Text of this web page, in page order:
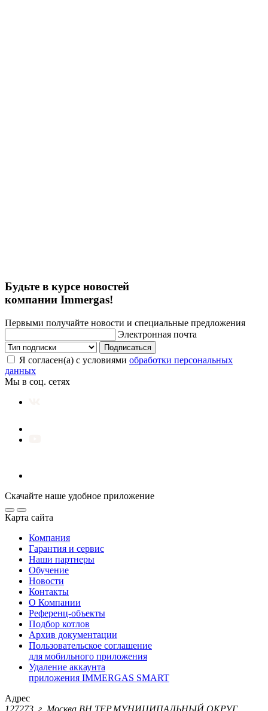
Будьте в курсе новостей
компании Immergas!
Первыми получайте новости и специальные предложения
Электронная почта
Подписаться
Я согласен(а) с условиями обработки персональных
данных
Мы в соц. сетях
Скачайте наше удобное приложение
Карта сайта
Компания
Гарантия и сервис
Наши партнеры
Обучение
Новости
Контакты
О Компании
Референц-объекты
Подбор котлов
Архив документации
Пользовательское соглашение
для мобильного приложения
Удаление аккаунта
приложения IMMERGAS SMART
Адрес
127273, г. Москва ВН.ТЕР.МУНИЦИПАЛЬНЫЙ ОКРУГ